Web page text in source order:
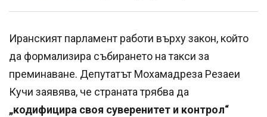
Иранският парламент работи върху закон, който
да формализира събирането на такси за
преминаване. Депутатът Мохамадреза Резаеи
Кучи заявява, че страната трябва да
„кодифицира своя суверенитет и контрол“